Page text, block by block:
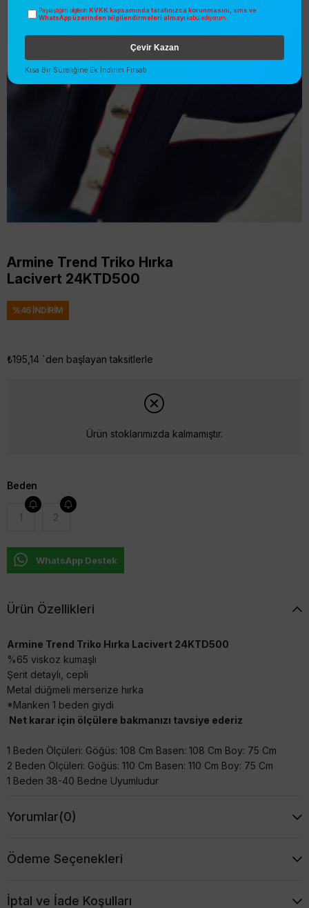
Armine Trend Triko Hırka
Lacivert 24KTD500
%46İNDIRIM
₺195,14 `den başlayan taksitlerle
Ürün stoklarımızda kalmamıştır.
Beden
1 2
WhatsApp Destek
Ürün Özellikleri
Armine Trend Triko Hırka Lacivert 24KTD500
%65 viskoz kumaşlı
Şerit detaylı, cepli
Metal düğmeli merserize hırka
*Manken 1 beden giydi
Net karar için ölçülere bakmanızı tavsiye ederiz
1 Beden Ölçüleri: Göğüs: 108 Cm Basen: 108 Cm Boy: 75 Cm
2 Beden Ölçüleri: Göğüs: 110 Cm Basen: 110 Cm Boy: 75 Cm
1 Beden 38-40 Bedne Uyumludur
Yorumlar(0)
Ödeme Seçenekleri
İptal ve İade Koşulları
Paylaştığım bilgilerin KVKK kapsamında tarafınızca korunmasını, sms ve
WhatsApp üzerinden bilgilendirmeleri almayı kabul ediyorum.
Çevir Kazan
Kısa Bir Süreliğine Ek İndirim Fırsatı